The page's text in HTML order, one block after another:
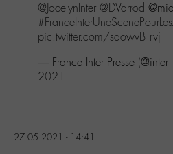
recherche
@JocelynInter @DVarrod
pic.twitter.com/sqowvBTrvj
— France Inter Presse
2021
27.05.2021 - 14:41